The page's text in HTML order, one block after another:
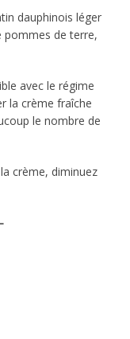
dauphinois léger
pommes de terre,
avec le régime
la crème fraîche
le nombre de
crème, diminuez